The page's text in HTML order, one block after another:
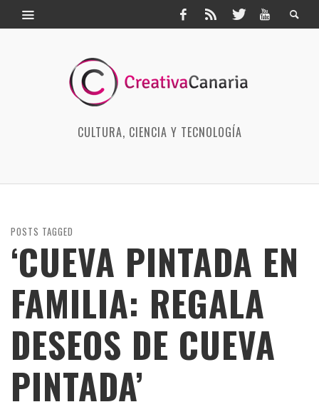
CULTURA, CIENCIA Y TECNOLOGÍA
POSTS TAGGED
‘CUEVA PINTADA EN
FAMILIA: REGALA
DESEOS DE CUEVA
PINTADA’